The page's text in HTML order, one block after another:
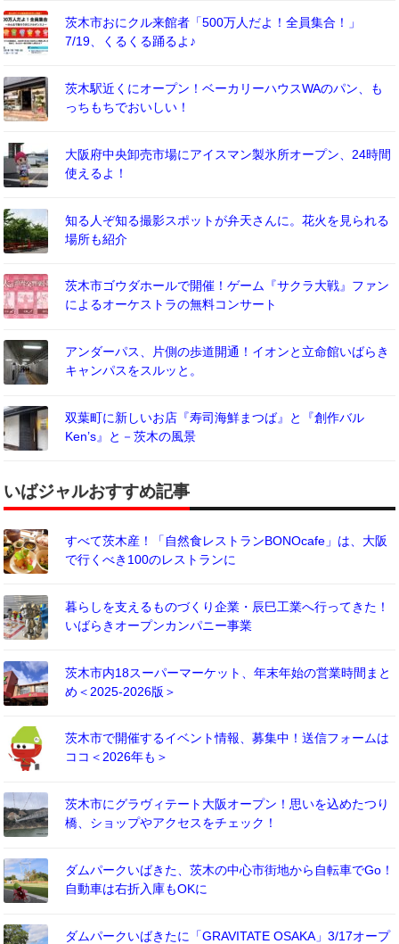
茨木市おにクル来館者「500万人だよ！全員集合！」
7/19、くるくる踊るよ♪
茨木駅近くにオープン！ベーカリーハウスWAのパン、も
っちもちでおいしい！
大阪府中央卸売市場にアイスマン製氷所オープン、24時間
使えるよ！
知る人ぞ知る撮影スポットが弁天さんに。花火を見られる
場所も紹介
茨木市ゴウダホールで開催！ゲーム『サクラ大戦』ファン
によるオーケストラの無料コンサート
アンダーパス、片側の歩道開通！イオンと立命館いばらき
キャンパスをスルッと。
双葉町に新しいお店『寿司海鮮まつば』と『創作バル
Ken’s』と－茨木の風景
いばジャルおすすめ記事
すべて茨木産！「自然食レストランBONOcafe」は、大阪
で行くべき100のレストランに
暮らしを支えるものづくり企業・辰巳工業へ行ってきた！
いばらきオープンカンパニー事業
茨木市内18スーパーマーケット、年末年始の営業時間まと
め＜2025-2026版＞
茨木市で開催するイベント情報、募集中！送信フォームは
ココ＜2026年も＞
茨木市にグラヴィテート大阪オープン！思いを込めたつり
橋、ショップやアクセスをチェック！
ダムパークいばきた、茨木の中心市街地から自転車でGo！
自動車は右折入庫もOKに
ダムパークいばきたに「GRAVITATE OSAKA」3/17オープ